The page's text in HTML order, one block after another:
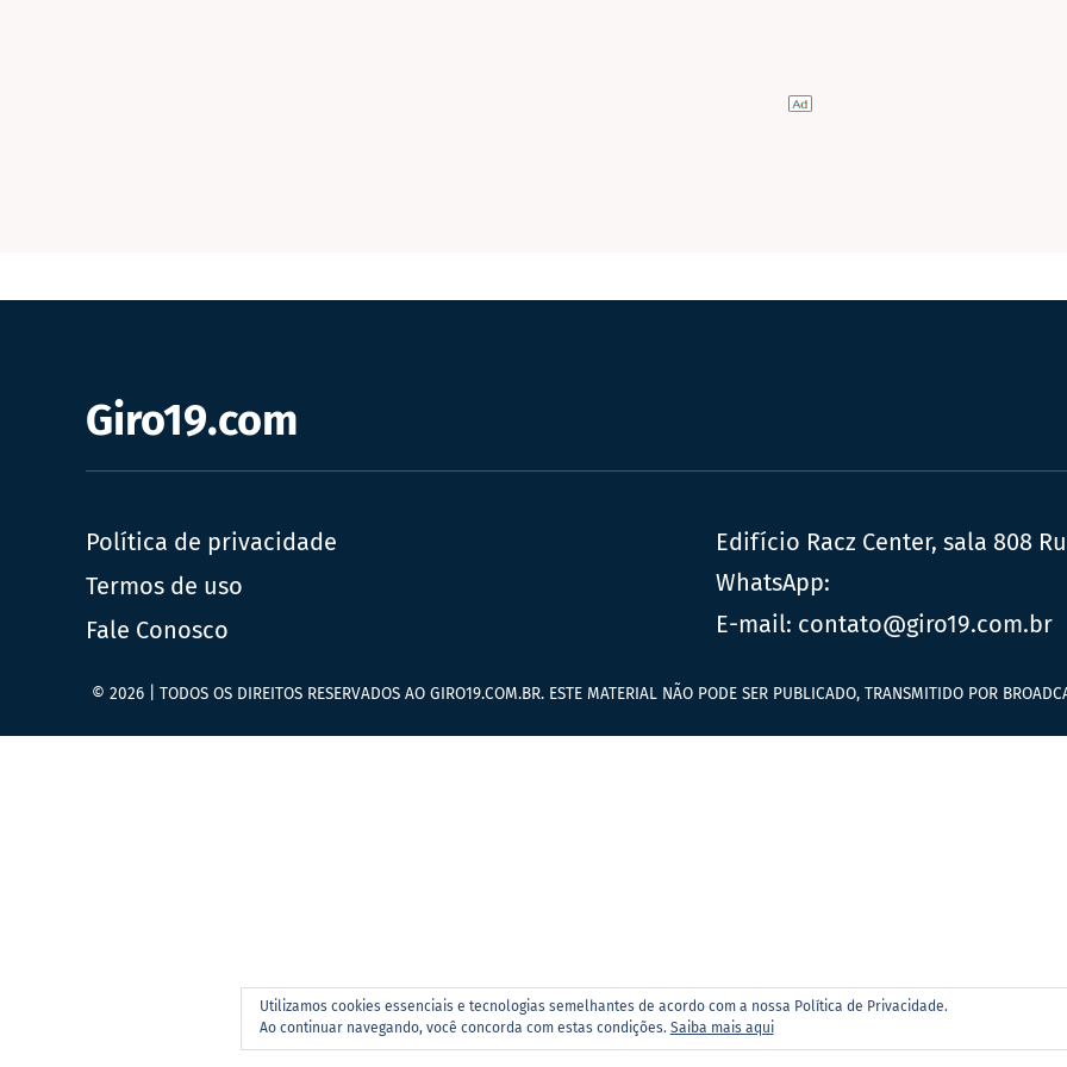
Giro19.com
Política de privacidade
Termos de uso
Fale Conosco
Edifício Racz Center, sala 808
WhatsApp:
E-mail: contato@giro19.com.br
Utilizamos cookies essenciais e tecnologias semelhantes de acordo com a nossa Política de Privacidade.
Ao continuar navegando, você concorda com estas condições. Saiba mais aqui
© 2026 | TODOS OS DIREITOS RESERVADOS AO GIRO19.COM.BR. ESTE MATERIAL NÃO PODE SER PUBLICADO, TRANSMITIDO POR